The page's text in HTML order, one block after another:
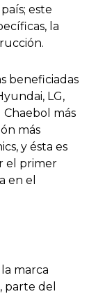
este
la
beneficiadas
LG,
Chaebol más
más
y ésta es
el primer
en el
marca
parte del